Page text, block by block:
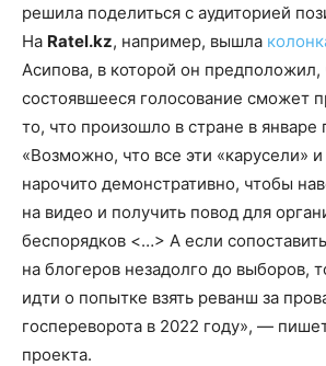
решила поделиться с аудиторией
На Ratel.kz, например, вышла
Асипова, в которой он предположил,
состоявшееся голосование сможет
то, что произошло в стране в январе
«Возможно, что все эти «карусели»
нарочито демонстративно, чтобы
на видео и получить повод для
беспорядков <…> А если
на блогеров незадолго до выборов,
идти о попытке взять реванш за
госпереворота в 2022 году», —
проекта.